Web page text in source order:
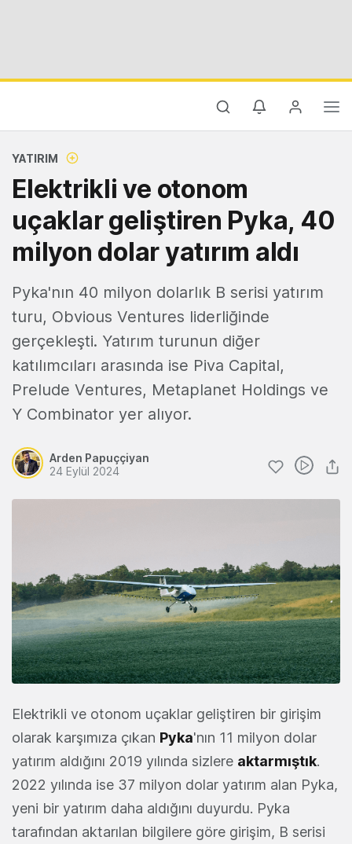
YATIRIM
Elektrikli ve otonom
uçaklar geliştiren Pyka, 40
milyon dolar yatırım aldı
Pyka'nın 40 milyon dolarlık B serisi yatırım
turu, Obvious Ventures liderliğinde
gerçekleşti. Yatırım turunun diğer
katılımcıları arasında ise Piva Capital,
Prelude Ventures, Metaplanet Holdings ve
Y Combinator yer alıyor.
Arden Papuççiyan
24 Eylül 2024
Elektrikli ve otonom uçaklar geliştiren bir girişim
olarak karşımıza çıkan Pyka'nın 11 milyon dolar
yatırım aldığını 2019 yılında sizlere aktarmıştık.
2022 yılında ise 37 milyon dolar yatırım alan Pyka,
yeni bir yatırım daha aldığını duyurdu. Pyka
tarafından aktarılan bilgilere göre girişim, B serisi